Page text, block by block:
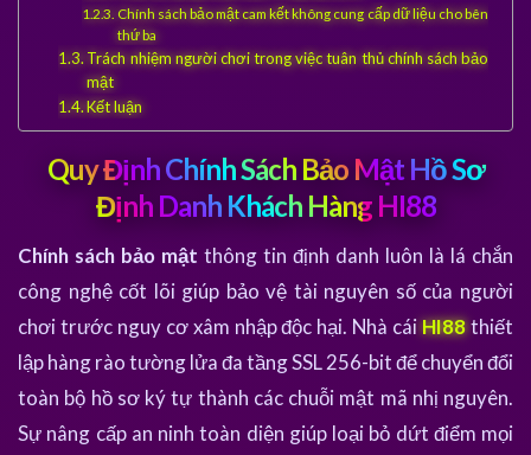
Chính sách bảo mật cam kết không cung cấp dữ liệu cho bên
thứ ba
Trách nhiệm người chơi trong việc tuân thủ chính sách bảo
mật
Kết luận
Quy Định Chính Sách Bảo Mật Hồ Sơ
Định Danh Khách Hàng HI88
Chính sách bảo mật thông tin định danh luôn là lá chắn
công nghệ cốt lõi giúp bảo vệ tài nguyên số của người
chơi trước nguy cơ xâm nhập độc hại. Nhà cáiHI88thiết
lập hàng rào tường lửa đa tầng SSL 256-bit để chuyển đổi
toàn bộ hồ sơ ký tự thành các chuỗi mật mã nhị nguyên.
Sự nâng cấp an ninh toàn diện giúp loại bỏ dứt điểm mọi